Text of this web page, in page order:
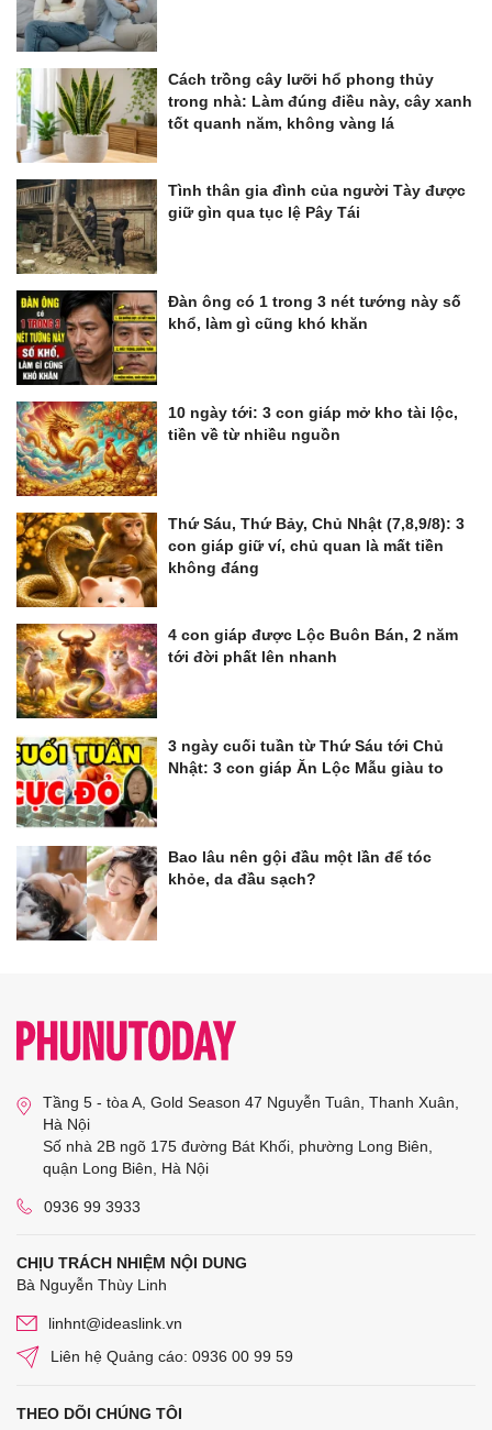
Cách trồng cây lưỡi hổ phong thủy
trong nhà: Làm đúng điều này, cây xanh
tốt quanh năm, không vàng lá
Tình thân gia đình của người Tày được
giữ gìn qua tục lệ Pây Tái
Đàn ông có 1 trong 3 nét tướng này số
khổ, làm gì cũng khó khăn
10 ngày tới: 3 con giáp mở kho tài lộc,
tiền về từ nhiều nguồn
Thứ Sáu, Thứ Bảy, Chủ Nhật (7,8,9/8): 3
con giáp giữ ví, chủ quan là mất tiền
không đáng
4 con giáp được Lộc Buôn Bán, 2 năm
tới đời phất lên nhanh
3 ngày cuối tuần từ Thứ Sáu tới Chủ
Nhật: 3 con giáp Ăn Lộc Mẫu giàu to
Bao lâu nên gội đầu một lần để tóc
khỏe, da đầu sạch?
Tầng 5 - tòa A, Gold Season 47 Nguyễn Tuân, Thanh Xuân,
Hà Nội
Số nhà 2B ngõ 175 đường Bát Khối, phường Long Biên,
quận Long Biên, Hà Nội
0936 99 3933
CHỊU TRÁCH NHIỆM NỘI DUNG
Bà Nguyễn Thùy Linh
linhnt@ideaslink.vn
Liên hệ Quảng cáo: 0936 00 99 59
THEO DÕI CHÚNG TÔI